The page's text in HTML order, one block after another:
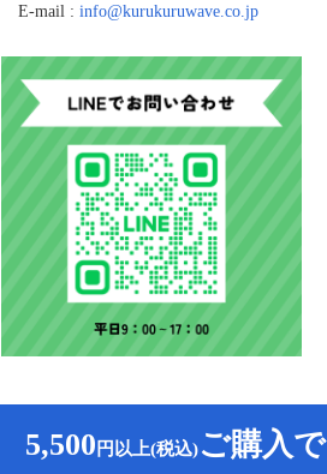
E-mail : info@kurukuruwave.co.jp
5,500 円以上(税込)ご購入で